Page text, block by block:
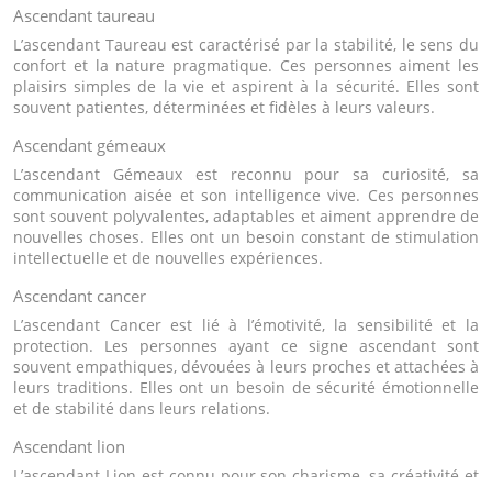
Ascendant taureau
L’ascendant Taureau est caractérisé par la stabilité, le sens du
confort et la nature pragmatique. Ces personnes aiment les
plaisirs simples de la vie et aspirent à la sécurité. Elles sont
souvent patientes, déterminées et fidèles à leurs valeurs.
Ascendant gémeaux
L’ascendant Gémeaux est reconnu pour sa curiosité, sa
communication aisée et son intelligence vive. Ces personnes
sont souvent polyvalentes, adaptables et aiment apprendre de
nouvelles choses. Elles ont un besoin constant de stimulation
intellectuelle et de nouvelles expériences.
Ascendant cancer
L’ascendant Cancer est lié à l’émotivité, la sensibilité et la
protection. Les personnes ayant ce signe ascendant sont
souvent empathiques, dévouées à leurs proches et attachées à
leurs traditions. Elles ont un besoin de sécurité émotionnelle
et de stabilité dans leurs relations.
Ascendant lion